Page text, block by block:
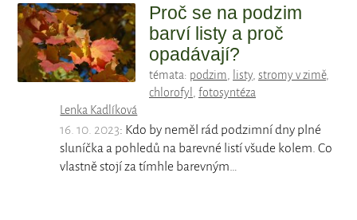
Proč se na podzim
barví listy a proč
opadávají?
témata: podzim, listy, stromy v zimě,
chlorofyl , fotosyntéza
Lenka Kadlíková
16. 10. 2023: Kdo by neměl rád podzimní dny plné
sluníčka a pohledů na barevné listí všude kolem. Co
vlastně stojí za tímhle barevným…